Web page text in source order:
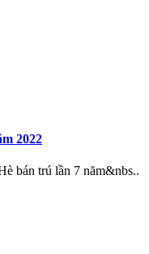
2022
bán trú lần 7 năm&nbs..